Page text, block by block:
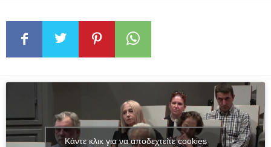
Κάντε κλικ για να αποδεχτείτε cookies